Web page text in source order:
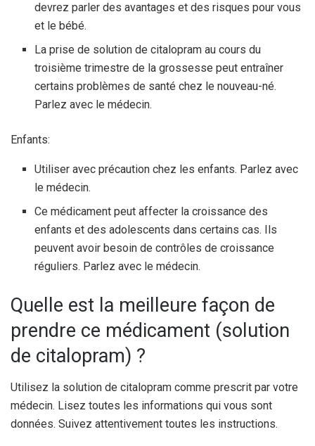
devrez parler des avantages et des risques pour vous
et le bébé.
La prise de solution de citalopram au cours du
troisième trimestre de la grossesse peut entraîner
certains problèmes de santé chez le nouveau-né.
Parlez avec le médecin.
Enfants:
Utiliser avec précaution chez les enfants. Parlez avec
le médecin.
Ce médicament peut affecter la croissance des
enfants et des adolescents dans certains cas. Ils
peuvent avoir besoin de contrôles de croissance
réguliers. Parlez avec le médecin.
Quelle est la meilleure façon de
prendre ce médicament (solution
de citalopram) ?
Utilisez la solution de citalopram comme prescrit par votre
médecin. Lisez toutes les informations qui vous sont
données. Suivez attentivement toutes les instructions.